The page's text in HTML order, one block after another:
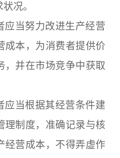
况。
当努力改进生产经营
成本，为消费者提供价
，并在市场竞争中获取
当根据其经营条件建
理制度，准确记录与核
经营成本，不得弄虚作